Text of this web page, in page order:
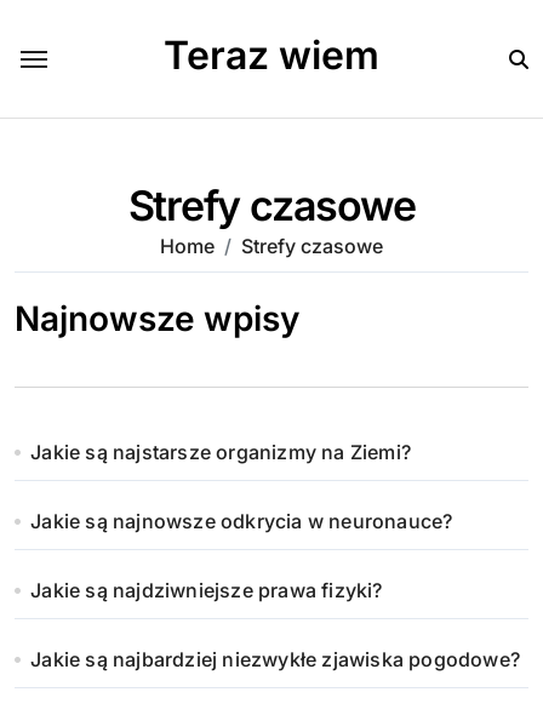
content
Teraz wiem
Strefy czasowe
Home Strefy czasowe
Najnowsze wpisy
Jakie są najstarsze organizmy na Ziemi?
Jakie są najnowsze odkrycia w neuronauce?
Jakie są najdziwniejsze prawa fizyki?
Jakie są najbardziej niezwykłe zjawiska pogodowe?